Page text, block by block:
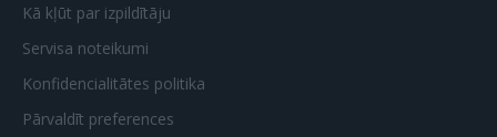
Kā kļūt par izpildītāju
Servisa noteikumi
Konfidencialitātes politika
Pārvaldīt preferences